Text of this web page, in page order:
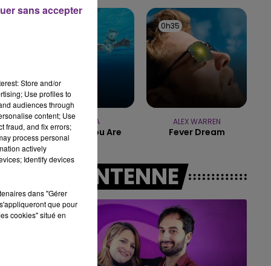
15h00 - 19h00
LE CLUB
NIRVANA
Come As You Are
0h35
0h35
ALEX WARREN
Fever Dream
A L'ANTENNE
Store and/or
Use profiles to
audiences through
content; Use
fraud, and fix errors;
process personal
actively
Identify devices
dans "Gérer
que pour
cookies" situé en
sans accepter